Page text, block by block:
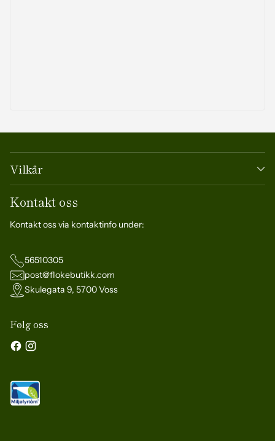
Vilkår
Kontakt oss
Kontakt oss via kontaktinfo under:
56510305
post@flokebutikk.com
Skulegata 9, 5700 Voss
Følg oss